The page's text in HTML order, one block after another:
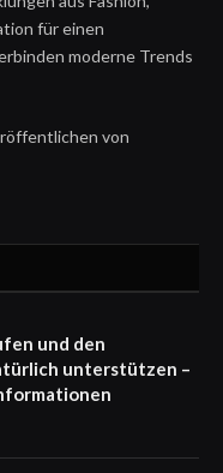
für einen
moderne Trends
von
und den
unterstützen –